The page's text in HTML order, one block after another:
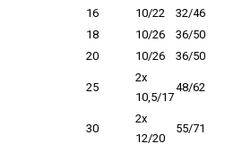
16
10/22 32/46
18
10/26 36/50
20
10/26 36/50
25
2x
10,5/17
48/62
30
2x
12/20
55/71